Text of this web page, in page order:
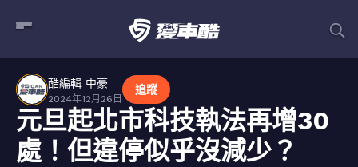
酷編輯 中豪
2024年12月26日
追蹤
元旦起北市科技執法再增30
處！但違停似乎沒減少？